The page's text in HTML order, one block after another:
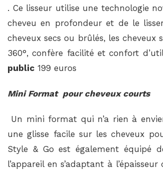
. Ce lisseur utilise une technologie
cheveu en profondeur et de le
cheveux secs ou brûlés, les
360°, confère facilité et confort
public 199 euros
Mini Format pour cheveux courts
Un mini format qui n’a rien à
une glisse facile sur les cheveux
Style & Go est également équipé
l’appareil en s’adaptant à